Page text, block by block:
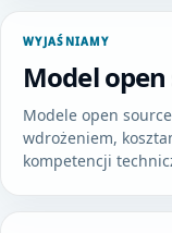
WYJAŚNIAMY
Model
Modele open
wdrożeniem,
kompetencji